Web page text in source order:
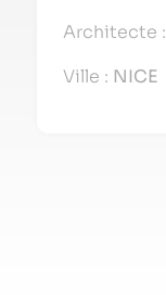
Architecte :
Ville : NICE